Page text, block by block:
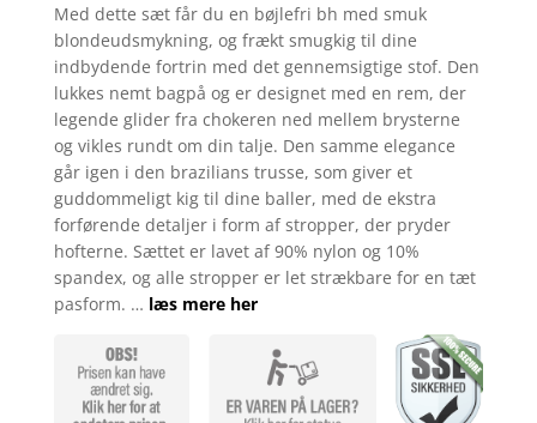
Med dette sæt får du en bøjlefri bh med smuk
blondeudsmykning, og frækt smugkig til dine
indbydende fortrin med det gennemsigtige stof. Den
lukkes nemt bagpå og er designet med en rem, der
legende glider fra chokeren ned mellem brysterne
og vikles rundt om din talje. Den samme elegance
går igen i den brazilians trusse, som giver et
guddommeligt kig til dine baller, med de ekstra
forførende detaljer i form af stropper, der pryder
hofterne. Sættet er lavet af 90% nylon og 10%
spandex, og alle stropper er let strækbare for en tæt
pasform. … læs mere her